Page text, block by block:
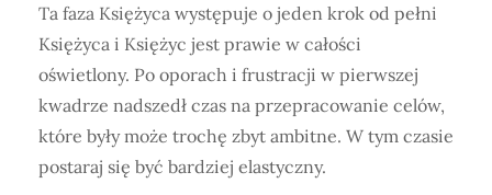
Ta faza Księżyca występuje o jeden krok od pełni
Księżyca i Księżyc jest prawie w całości
oświetlony. Po oporach i frustracji w pierwszej
kwadrze nadszedł czas na przepracowanie celów,
które były może trochę zbyt ambitne. W tym czasie
postaraj się być bardziej elastyczny.